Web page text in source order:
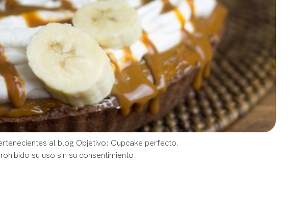
al blog Objetivo: Cupcake perfecto.
su uso sin su consentimiento.